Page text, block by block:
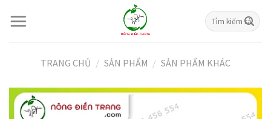
Tìm
kiếm:
TRANG CHỦ / SẢN PHẨM / SẢN PHẨM KHÁC